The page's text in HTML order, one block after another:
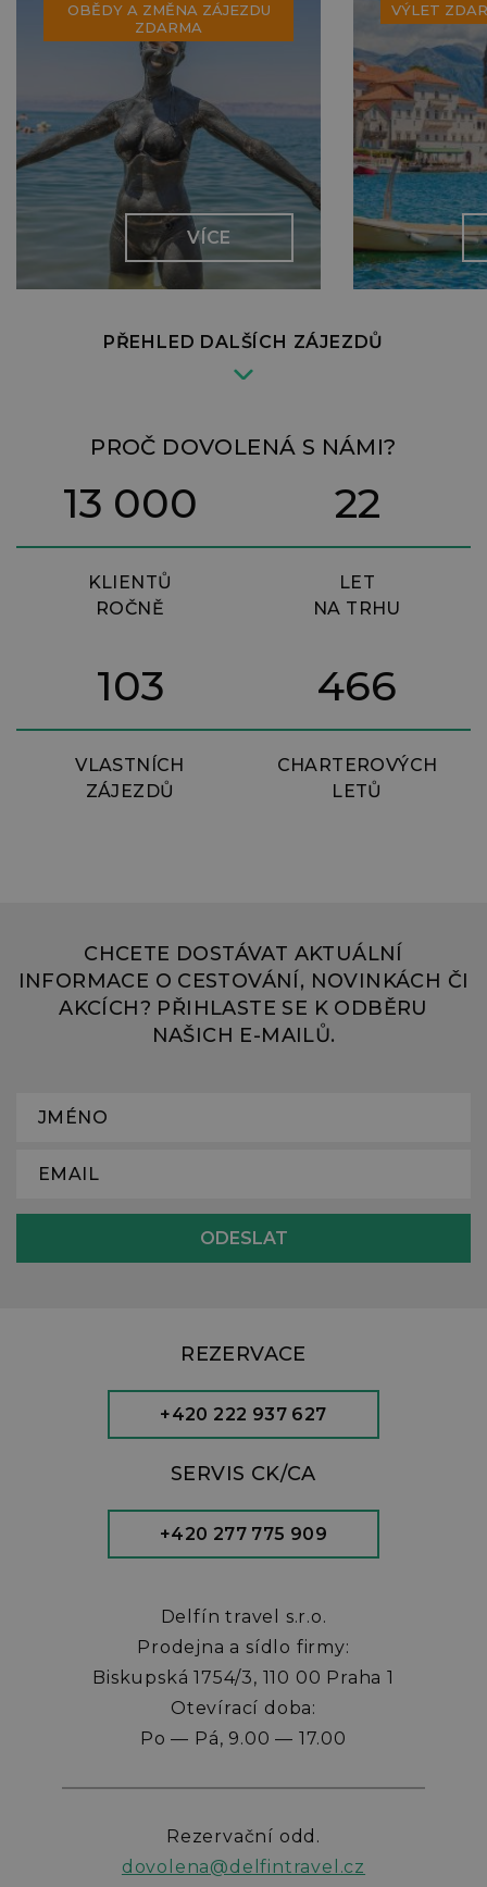
OBĚDY A ZMĚNA ZÁJEZDU
ZDARMA
VÍCE
VÝLET
PŘEHLED DALŠÍCH ZÁJEZDŮ
PROČ DOVOLENÁ S NÁMI?
KLIENTŮ
ROČNĚ
13 000
LET
NA TRHU
22
VLASTNÍCH
ZÁJEZDŮ
103
CHARTEROVÝCH
LETŮ
466
CHCETE DOSTÁVAT AKTUÁLNÍ
INFORMACE O CESTOVÁNÍ, NOVINKÁCH ČI
AKCÍCH? PŘIHLASTE SE K ODBĚRU
NAŠICH E-MAILŮ.
REZERVACE
+420 222 937 627
SERVIS CK/CA
+420 277 775 909
Delfín travel s.r.o.
Prodejna a sídlo firmy:
Biskupská 1754/3, 110 00 Praha 1
Otevírací doba:
Po — Pá, 9.00 — 17.00
Rezervační odd.
dovolena@delfintravel.cz